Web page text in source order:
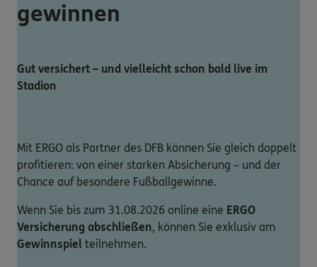
gewinnen
Gut versichert – und vielleicht schon bald live im
Stadion
Mit ERGO als Partner des DFB können Sie gleich doppelt
profitieren: von einer starken Absicherung – und der
Chance auf besondere Fußballgewinne.
Wenn Sie bis zum 31.08.2026 online eine ERGO
Versicherung abschließen, können Sie exklusiv am
Gewinnspiel teilnehmen.